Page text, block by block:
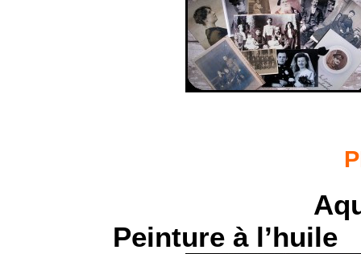
Peinture à l’huile